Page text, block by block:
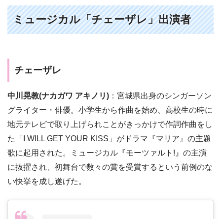
ミュージカル「チェーザレ」出演者
チェーザレ
中川晃教(ナカガワ アキノリ) ：宮城県出身のシンガーソン
グライター・俳優。小学生から作曲を始め、高校生の時に
地元テレビで取り上げられことがきっかけで作詞作曲をし
た「I WILL GET YOUR KISS」がドラマ『マリア』の主題
歌に起用された。ミュージカル『モーツァルト!』の主演
に抜擢され、初舞台で数々の賞を受賞するという前例のな
い快挙を成し遂げた。